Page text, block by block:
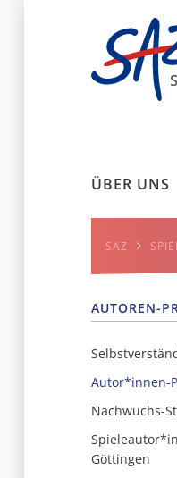
ÜBER UNS
SAZ
AUTOREN-
Autor*innen-
Nachwuchs-
Göttingen